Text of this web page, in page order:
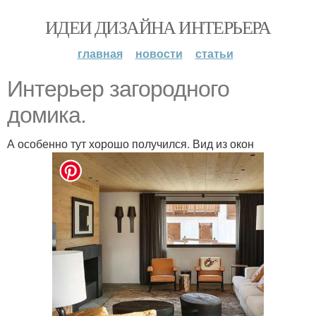
ИДЕИ ДИЗАЙНА ИНТЕРЬЕРА
главная новости статьи
Интерьер загородного
домика.
А особенно тут хорошо получился. Вид из окон